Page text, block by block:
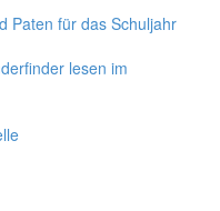
Paten für das Schuljahr
lesen im